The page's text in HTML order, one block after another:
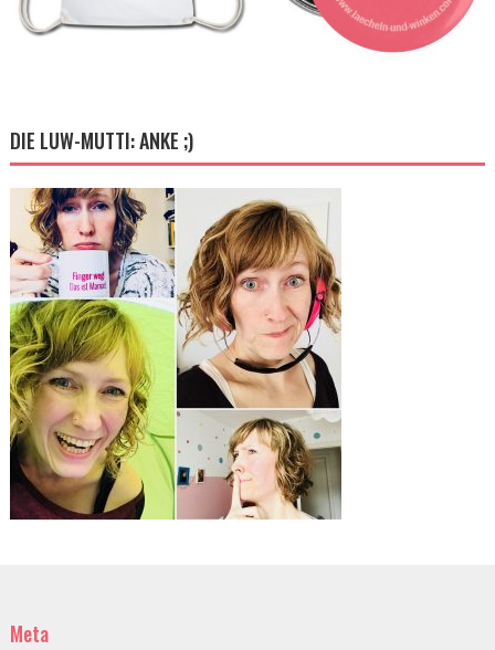
DIE LUW-MUTTI: ANKE ;)
Meta